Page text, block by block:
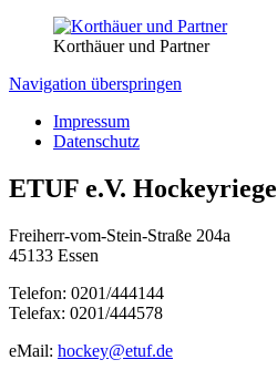
Korthäuer und Partner
Navigation überspringen
Impressum
Datenschutz
ETUF e.V. Hockeyriege
Freiherr-vom-Stein-Straße 204a
45133 Essen
Telefon: 0201/444144
Telefax: 0201/444578
eMail: hockey@etuf.de